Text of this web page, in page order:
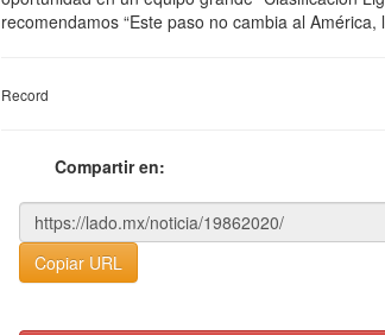
recomendamos “Este paso no cambia al
Record
Compartir en:
Copiar URL